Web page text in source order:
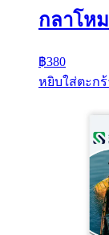
กลาโหม
฿380
หยิบใส่ตะกร้